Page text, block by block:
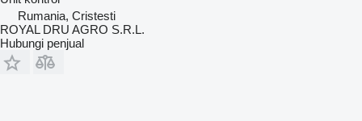
Rumania, Cristesti
ROYAL DRU AGRO S.R.L.
Hubungi penjual